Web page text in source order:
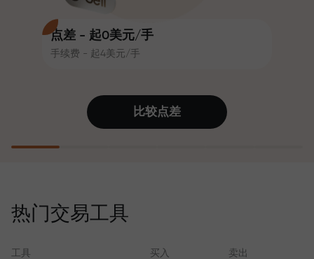
点差 - 起0美元/手
手续费 - 起4美元/手
值账户即可获得iPhone、MacBook
或梦想旅行
证6个月内利润增长3倍。放心交易—
您的资金受到保护！
比较点差
热门交易工具
工具 买入 卖出